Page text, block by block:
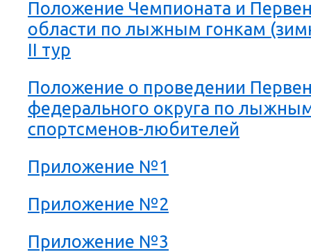
Положение Чемпионата и
области по лыжным гонкам
II тур
Положение о проведении
федерального округа по
спортсменов-любителей
Приложение №1
Приложение №2
Приложение №3